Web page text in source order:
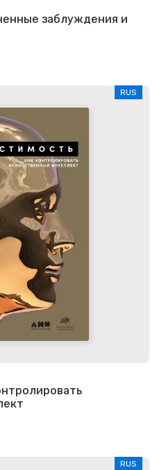
заблуждения и
RUS
RUS